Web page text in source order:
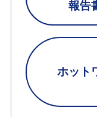
報告
ホット